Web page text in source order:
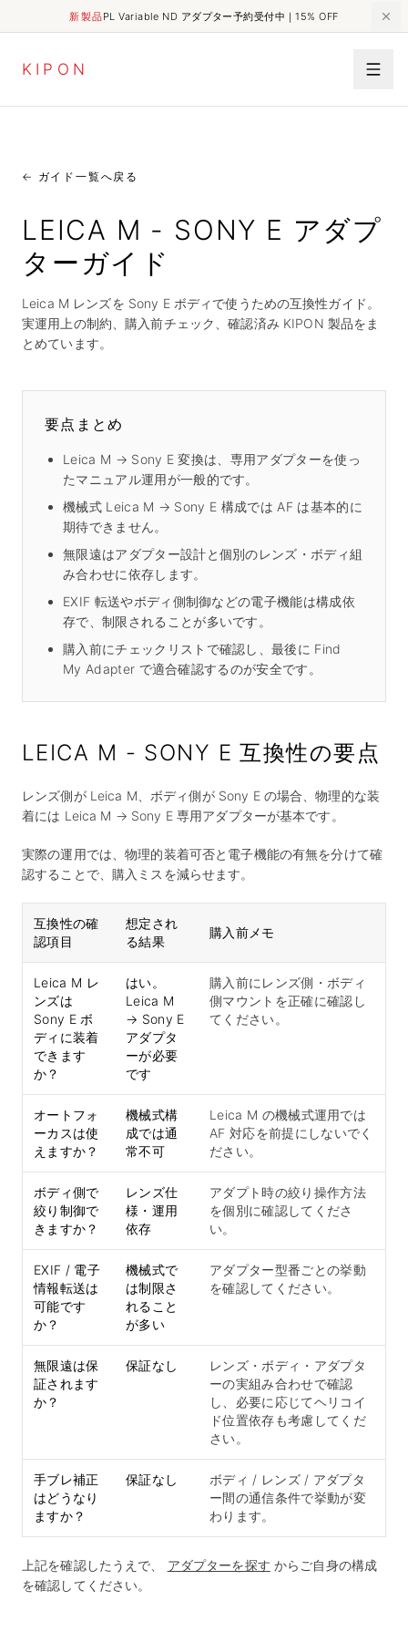
新製品PL Variable ND アダプター予約受付中｜15% OFF
K I P O N
← ガイド一覧へ戻る
LEICA M - SONY E アダプ
ターガイド
Leica M レンズを Sony E ボディで使うための互換性ガイド。
実運用上の制約、購入前チェック、確認済み KIPON 製品をま
とめています。
要点まとめ
Leica M → Sony E 変換は、専用アダプターを使っ
たマニュアル運用が一般的です。
機械式 Leica M → Sony E 構成では AF は基本的に
期待できません。
無限遠はアダプター設計と個別のレンズ・ボディ組
み合わせに依存します。
EXIF 転送やボディ側制御などの電子機能は構成依
存で、制限されることが多いです。
購入前にチェックリストで確認し、最後に Find
My Adapter で適合確認するのが安全です。
LEICA M - SONY E 互換性の要点
レンズ側が Leica M、ボディ側が Sony E の場合、物理的な装
着には Leica M → Sony E 専用アダプターが基本です。
実際の運用では、物理的装着可否と電子機能の有無を分けて確
認することで、購入ミスを減らせます。
互換性の確
認項目
想定され
る結果
購入前メモ
Leica M レ
ンズは
Sony E ボ
ディに装着
できます
か？
はい。
Leica M
→ Sony E
アダプタ
ーが必要
です
購入前にレンズ側・ボディ
側マウントを正確に確認し
てください。
オートフォ
ーカスは使
えますか？
機械式構
成では通
常不可
Leica M の機械式運用では
AF 対応を前提にしないでく
ださい。
ボディ側で
絞り制御で
きますか？
レンズ仕
様・運用
依存
アダプト時の絞り操作方法
を個別に確認してくださ
い。
EXIF / 電子
情報転送は
可能です
か？
機械式で
は制限さ
れること
が多い
アダプター型番ごとの挙動
を確認してください。
無限遠は保
証されます
か？
保証なし
レンズ・ボディ・アダプタ
ーの実組み合わせで確認
し、必要に応じてヘリコイ
ド位置依存も考慮してくだ
さい。
手ブレ補正
はどうなり
ますか？
保証なし
ボディ / レンズ / アダプタ
ー間の通信条件で挙動が変
わります。
上記を確認したうえで、 アダプターを探す からご自身の構成
を確認してください。